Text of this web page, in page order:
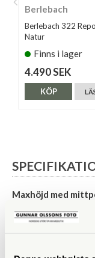
Berlebach
Berlebach 322
Natur
Finns i lager
4.490 SEK
KÖP
Maxhöjd med